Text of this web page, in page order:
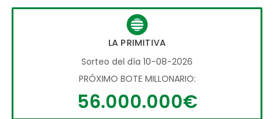
LA PRIMITIVA
Sorteo del día 10-08-2026
PRÓXIMO BOTE MILLONARIO:
56.000.000€